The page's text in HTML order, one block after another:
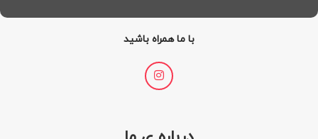
با ما همراه باشید